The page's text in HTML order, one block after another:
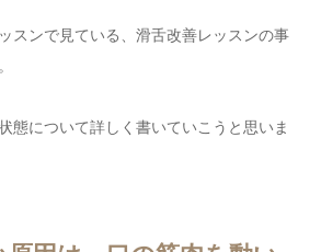
スンで見ている、滑舌改善レッスンの事
態について詳しく書いていこうと思いま